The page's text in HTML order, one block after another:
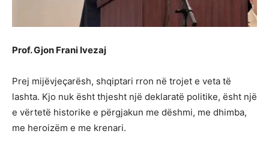
Prof. Gjon Frani Ivezaj
Prej mijëvjeçarësh, shqiptari rron në trojet e veta të
lashta. Kjo nuk ësht thjesht një deklaratë politike, ësht një
e vërtetë historike e përgjakun me dëshmi, me dhimba,
me heroizëm e me krenari.